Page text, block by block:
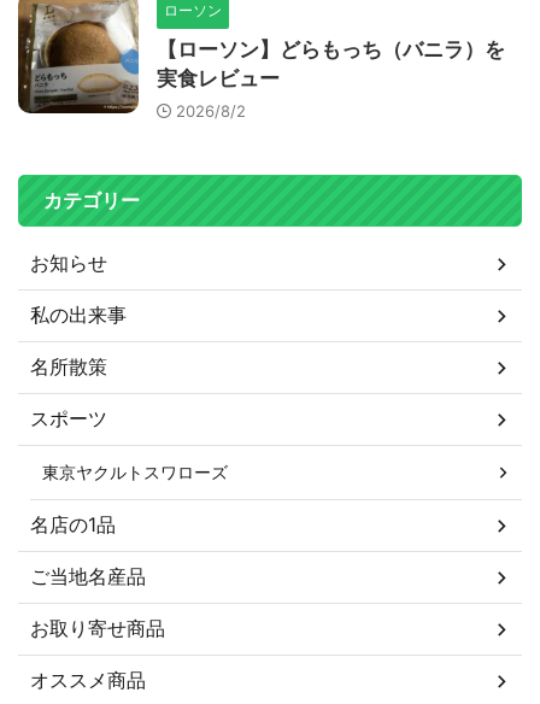
ローソン
【ローソン】どらもっち（バニラ）を
実食レビュー
2026/8/2
カテゴリー
お知らせ
私の出来事
名所散策
スポーツ
東京ヤクルトスワローズ
名店の1品
ご当地名産品
お取り寄せ商品
オススメ商品